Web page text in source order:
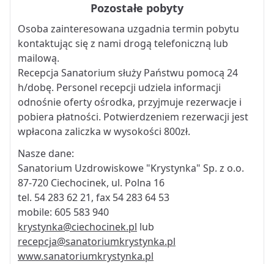
Pozostałe pobyty
Osoba zainteresowana uzgadnia termin pobytu
kontaktując się z nami drogą telefoniczną lub
mailową.
Recepcja Sanatorium służy Państwu pomocą 24
h/dobę. Personel recepcji udziela informacji
odnośnie oferty ośrodka, przyjmuje rezerwacje i
pobiera płatności. Potwierdzeniem rezerwacji jest
wpłacona zaliczka w wysokości 800zł.
Nasze dane:
Sanatorium Uzdrowiskowe "Krystynka" Sp. z o.o.
87-720 Ciechocinek, ul. Polna 16
tel. 54 283 62 21, fax 54 283 64 53
mobile: 605 583 940
krystynka@ciechocinek.pl lub
recepcja@sanatoriumkrystynka.pl
www.sanatoriumkrystynka.pl